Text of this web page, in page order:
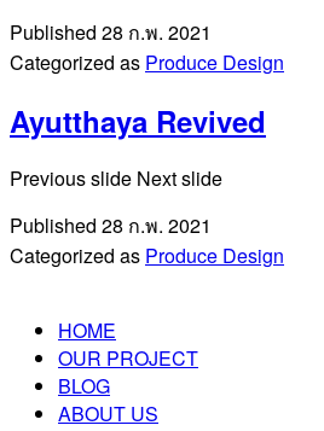
Published 28 ก.พ. 2021
Categorized as Produce Design
Ayutthaya Revived
Previous slide Next slide
Published 28 ก.พ. 2021
Categorized as Produce Design
HOME
OUR PROJECT
BLOG
ABOUT US